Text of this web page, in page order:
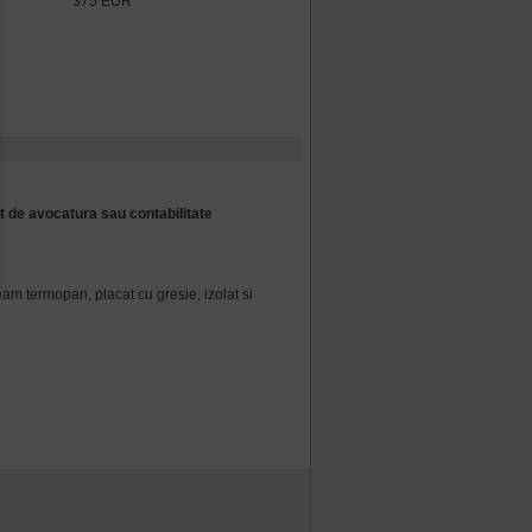
de avocatura sau contabilitate
termopan, placat cu gresie, izolat si